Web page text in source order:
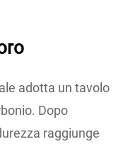
adotta un tavolo
Dopo
raggiunge